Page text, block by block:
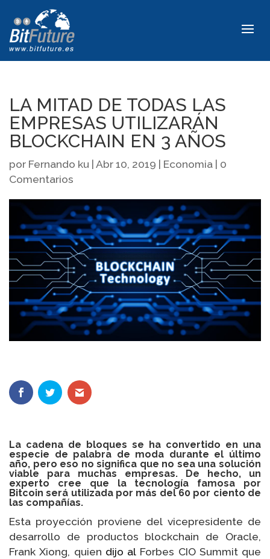
LA MITAD DE TODAS LAS
EMPRESAS UTILIZARÁN
BLOCKCHAIN EN 3 AÑOS
por Fernando ku |Abr 10, 2019 | Economia | 0
Comentarios
La cadena de bloques se ha convertido en una
especie de palabra de moda durante el último
año, pero eso no significa que no sea una solución
viable para muchas empresas. De hecho, un
experto cree que la tecnología famosa por
Bitcoin será utilizada por más del 60 por ciento de
las compañías.
Esta proyección proviene del vicepresidente de
desarrollo de productos blockchain de Oracle,
Frank Xiong, quien dijo al Forbes CIO Summit que